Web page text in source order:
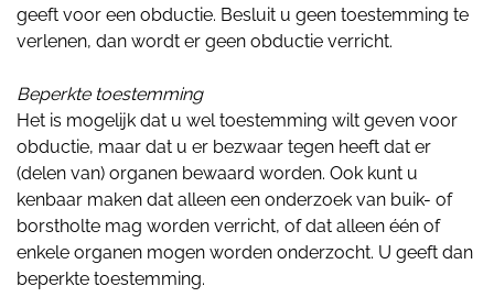
geeft voor een obductie. Besluit u geen toestemming te
verlenen, dan wordt er geen obductie verricht.
Beperkte toestemming
Het is mogelijk dat u wel toestemming wilt geven voor
obductie, maar dat u er bezwaar tegen heeft dat er
(delen van) organen bewaard worden. Ook kunt u
kenbaar maken dat alleen een onderzoek van buik- of
borstholte mag worden verricht, of dat alleen één of
enkele organen mogen worden onderzocht. U geeft dan
beperkte toestemming.